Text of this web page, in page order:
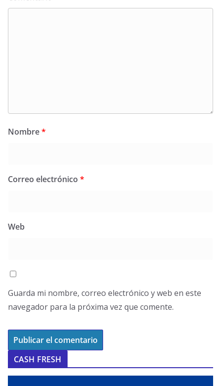
Nombre*
Correo electrónico *
Web
Guarda mi nombre, correo electrónico y web en este
navegador para la próxima vez que comente.
CASH FRESH